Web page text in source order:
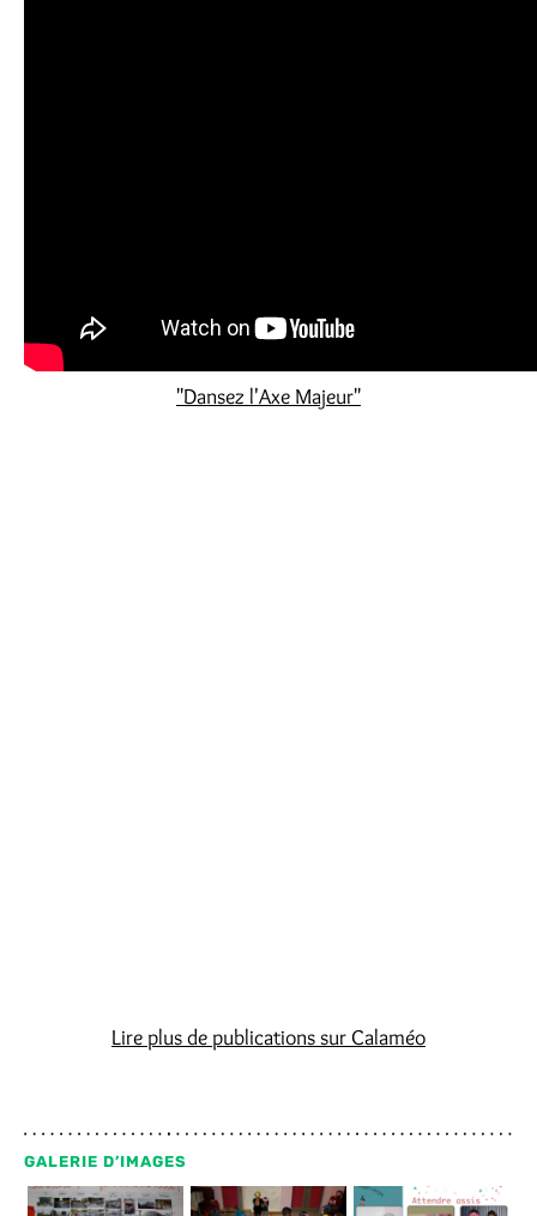
"Dansez l'Axe Majeur"
Lire plus de publications sur Calaméo
GALERIE D’IMAGES